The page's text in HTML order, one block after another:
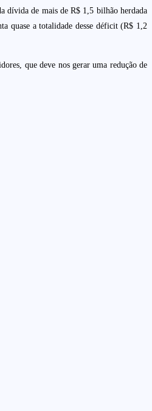
dívida de mais de R$ 1,5 bilhão herdada
quase a totalidade desse déficit (R$ 1,2
que deve nos gerar uma redução de